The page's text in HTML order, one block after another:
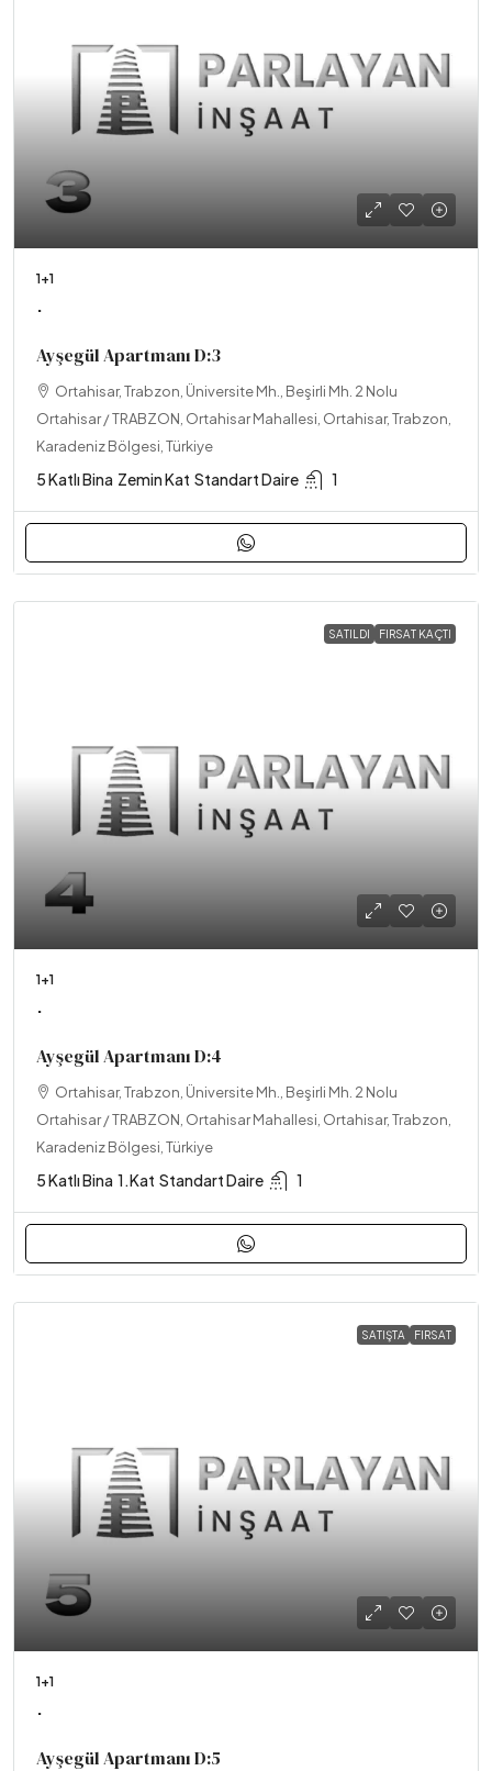
1+1
.
Ayşegül Apartmanı D:3
Ortahisar, Trabzon, Üniversite Mh., Beşirli Mh. 2 Nolu
Ortahisar / TRABZON, Ortahisar Mahallesi, Ortahisar, Trabzon,
Karadeniz Bölgesi, Türkiye
5 Katlı Bina Zemin Kat Standart Daire 1
SATILDI FIRSAT KAÇTI
1+1
.
Ayşegül Apartmanı D:4
Ortahisar, Trabzon, Üniversite Mh., Beşirli Mh. 2 Nolu
Ortahisar / TRABZON, Ortahisar Mahallesi, Ortahisar, Trabzon,
Karadeniz Bölgesi, Türkiye
5 Katlı Bina 1.Kat Standart Daire 1
SATIŞTA FIRSAT
1+1
.
Ayşegül Apartmanı D:5